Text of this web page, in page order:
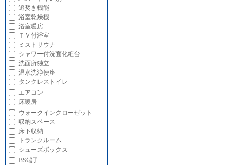
追焚き機能
浴室乾燥機
浴室暖房
ＴＶ付浴室
ミストサウナ
シャワー付洗面化粧台
洗面所独立
温水洗浄便座
タンクレストイレ
エアコン
床暖房
ウォークインクローゼット
収納スペース
床下収納
トランクルーム
シューズボックス
BS端子